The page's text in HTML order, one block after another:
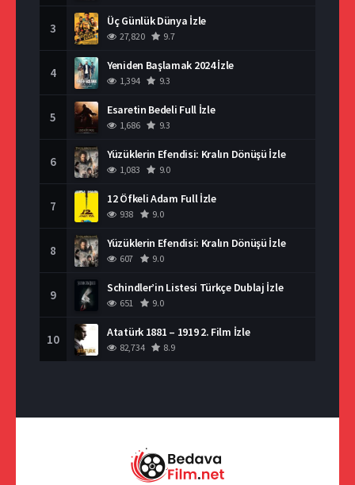
3 Üç Günlük Dünya İzle
27,820 9.7
4 Yeniden Başlamak 2024 İzle
1,394 9.3
5 Esaretin Bedeli Full İzle
1,686 9.3
6 Yüzüklerin Efendisi: Kralın Dönüşü İzle
1,083 9.0
7 12 Öfkeli Adam Full İzle
938 9.0
8 Yüzüklerin Efendisi: Kralın Dönüşü İzle
607 9.0
9 Schindler’in Listesi Türkçe Dublaj İzle
651 9.0
10 Atatürk 1881 – 1919 2. Film İzle
82,734 8.9